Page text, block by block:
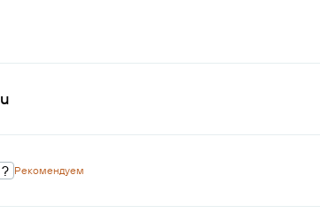
? Рекомендуем